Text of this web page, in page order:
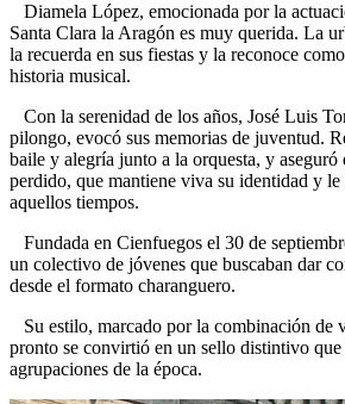
Diamela López, emocionada por la
Santa Clara la Aragón es muy querida. La
la recuerda en sus fiestas y la reconoce
historia musical.
Con la serenidad de los años, José Luis
pilongo, evocó sus memorias de juventud.
baile y alegría junto a la orquesta, y aseguró
perdido, que mantiene viva su identidad y
aquellos tiempos.
Fundada en Cienfuegos el 30 de
un colectivo de jóvenes que buscaban dar
desde el formato charanguero.
Su estilo, marcado por la combinación de
pronto se convirtió en un sello distintivo
agrupaciones de la época.